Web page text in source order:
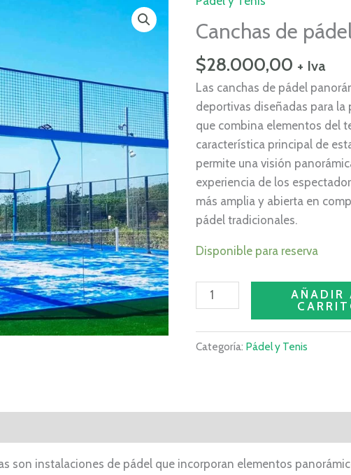
Canchas de
$28.000,00 + Iva
Las canchas de pádel
deportivas diseñadas para
que combina elementos del
característica principal de
permite una visión
experiencia de los
más amplia y abierta en
pádel tradicionales.
Disponible para reserva
Canchas
de
pádel
panorámicas
AÑADIR
Categoría: Pádel y Tenis
son instalaciones de pádel que incorporan elementos